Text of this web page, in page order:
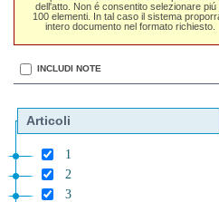
dell'atto. Non é consentito selezionare piú
100 elementi. In tal caso il sistema
intero documento nel formato richiesto.
INCLUDI NOTE
Articoli
1
2
3